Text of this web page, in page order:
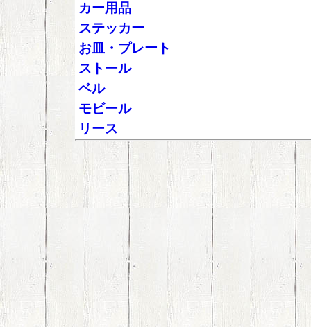
カー用品
ステッカー
お皿・プレート
ストール
ベル
モビール
リース